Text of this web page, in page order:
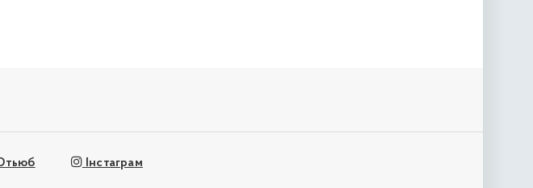
Інстаграм